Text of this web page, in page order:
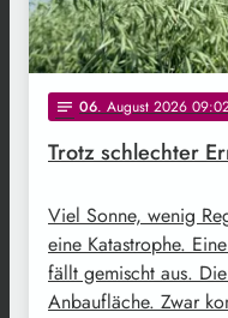
notes 06. August 2026
Trotz schlechter
Viel Sonne, wenig
eine Katastrophe.
fällt gemischt aus.
Anbaufläche. Zwar